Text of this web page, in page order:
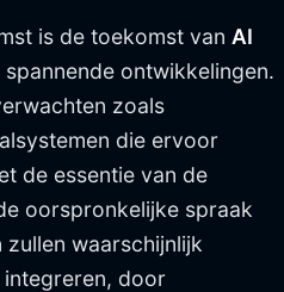
is de toekomst van AI
ontwikkelingen.
zoals
die ervoor
de essentie van de
oorspronkelijke spraak
waarschijnlijk
integreren, door